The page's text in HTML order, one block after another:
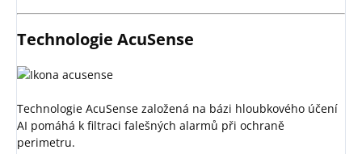
Technologie AcuSense
Technologie AcuSense založená na bázi hloubkového účení
AI pomáhá k filtraci falešných alarmů při ochraně
perimetru.